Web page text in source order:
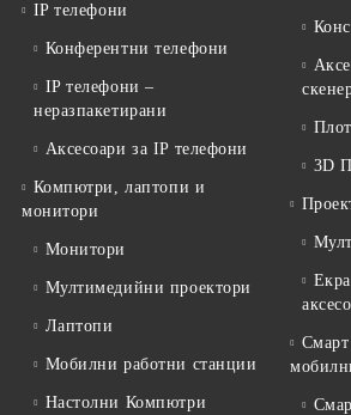
IP телефони
Конферентни телефони
IP телефони –
неразпакетирани
Аксесоари за IP телефони
Компютри, лаптопи и
монитори
Монитори
Мултимедийни проектори
Лаптопи
Мобилни работни станции
Настолни Компютри
3D
Смарт